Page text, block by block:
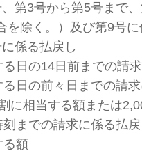
第3号から第5号まで
を除く。）及び第9号
係る払戻し
る日の14日前までの請
る日の前々日までの請
に相当する額または
刻までの請求に係る払
る額